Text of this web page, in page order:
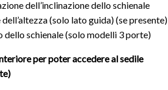
dell’inclinazione dello schienale
(solo lato guida) (se presente)
dello schienale (solo modelli 3 porte)
per poter accedere al sedile